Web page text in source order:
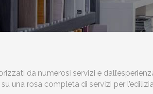
da numerosi servizi e
una rosa completa di servizi per